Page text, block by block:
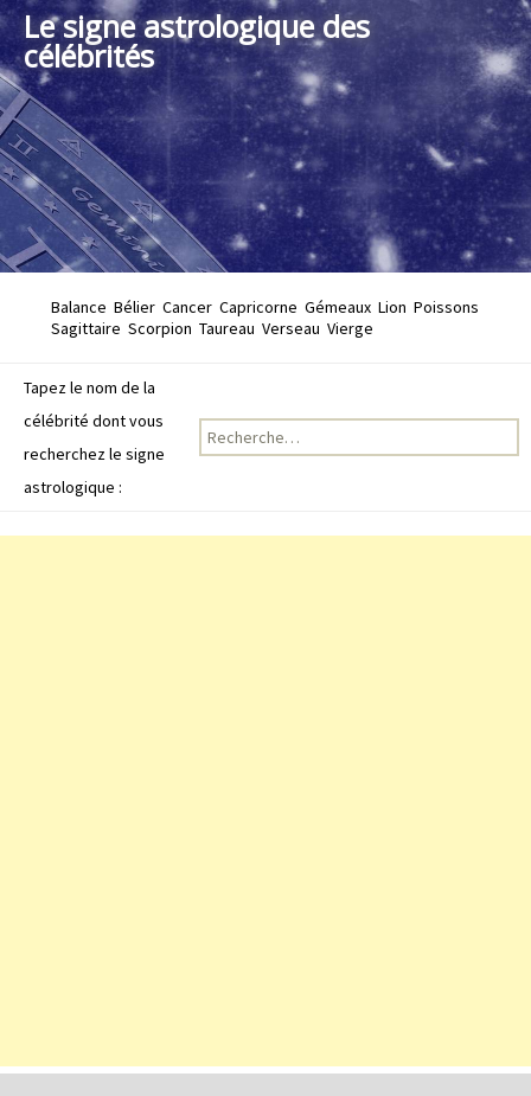
Le signe astrologique des
célébrités
Balance Bélier Cancer Capricorne Gémeaux Lion Poissons
Sagittaire Scorpion Taureau Verseau Vierge
Tapez le nom de la
célébrité dont vous
recherchez le signe
astrologique :
Recherche pour :